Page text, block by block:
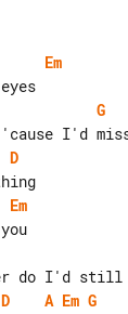
Em
G
D
Em
D A Em G